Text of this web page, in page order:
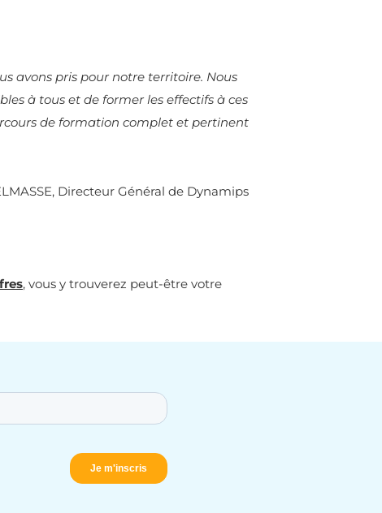
avons pris pour notre territoire. Nous
à tous et de former les effectifs à ces
de formation complet et pertinent
Directeur Général de Dynamips
, vous y trouverez peut-être votre